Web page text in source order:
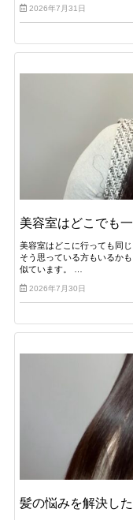
2026年7月31日
美容室はどこでも
美容室はどこに行っても同
そう思っている方もいるか
似ています。 …
2026年7月30日
髪の悩みを解決した